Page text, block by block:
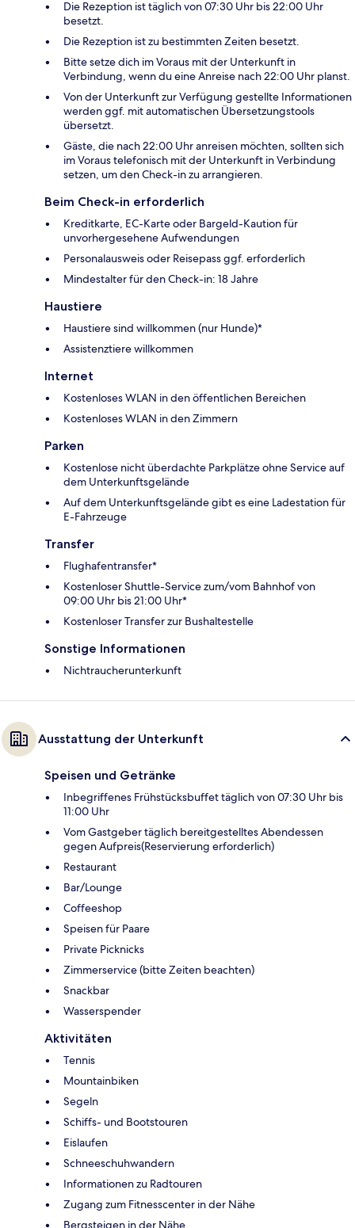
Die Rezeption ist täglich von 07:30 Uhr bis 22:00 Uhr
besetzt.
Die Rezeption ist zu bestimmten Zeiten besetzt.
Bitte setze dich im Voraus mit der Unterkunft in
Verbindung, wenn du eine Anreise nach 22:00 Uhr planst.
Von der Unterkunft zur Verfügung gestellte Informationen
werden ggf. mit automatischen Übersetzungstools
übersetzt.
Gäste, die nach 22:00 Uhr anreisen möchten, sollten sich
im Voraus telefonisch mit der Unterkunft in Verbindung
setzen, um den Check-in zu arrangieren.
Beim Check-in erforderlich
Kreditkarte, EC-Karte oder Bargeld-Kaution für
unvorhergesehene Aufwendungen
Personalausweis oder Reisepass ggf. erforderlich
Mindestalter für den Check-in: 18 Jahre
Haustiere
Haustiere sind willkommen (nur Hunde)*
Assistenztiere willkommen
Internet
Kostenloses WLAN in den öffentlichen Bereichen
Kostenloses WLAN in den Zimmern
Parken
Kostenlose nicht überdachte Parkplätze ohne Service auf
dem Unterkunftsgelände
Auf dem Unterkunftsgelände gibt es eine Ladestation für
E-Fahrzeuge
Transfer
Flughafentransfer*
Kostenloser Shuttle-Service zum/vom Bahnhof von
09:00 Uhr bis 21:00 Uhr*
Kostenloser Transfer zur Bushaltestelle
Sonstige Informationen
Nichtraucherunterkunft
Ausstattung der Unterkunft
Speisen und Getränke
Inbegriffenes Frühstücksbuffet täglich von 07:30 Uhr bis
11:00 Uhr
Vom Gastgeber täglich bereitgestelltes Abendessen
gegen Aufpreis(Reservierung erforderlich)
Restaurant
Bar/Lounge
Coffeeshop
Speisen für Paare
Private Picknicks
Zimmerservice (bitte Zeiten beachten)
Snackbar
Wasserspender
Aktivitäten
Tennis
Mountainbiken
Segeln
Schiffs- und Bootstouren
Eislaufen
Schneeschuhwandern
Informationen zu Radtouren
Zugang zum Fitnesscenter in der Nähe
Bergsteigen in der Nähe